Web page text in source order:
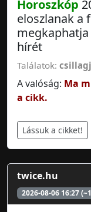
Horoszkóp
eloszlanak a
hírét
Találatok:
A valóság: Ma
a cikk.
Lássuk a cikket!
twice.hu
2026-08-06 16:27